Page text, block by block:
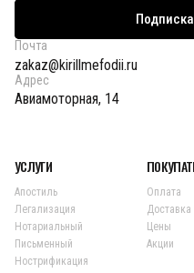
Почта
zakaz@kirillmefodii.ru
Адрес
Авиамоторная, 14
УСЛУГИ
Апостиль
Легализация
Нотариальный
Письменный
Нострификация
Оплата
Доставка
Цены
Акции